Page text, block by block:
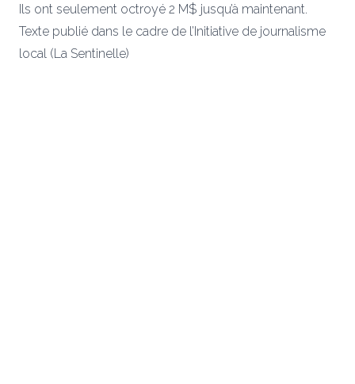
Ils ont seulement octroyé 2 M$ jusqu’à maintenant.
Texte publié dans le cadre de l’Initiative de journalisme
local (La Sentinelle)